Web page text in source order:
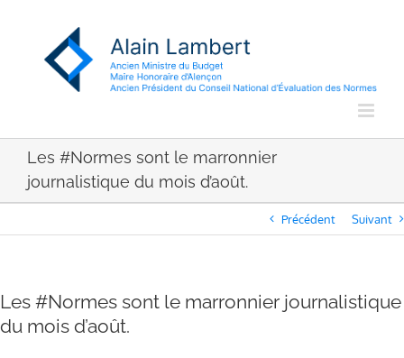
Les #Normes sont le marronnier
journalistique du mois d’août.
Précédent Suivant
Les #Normes sont le marronnier journalistique
du mois d’août.